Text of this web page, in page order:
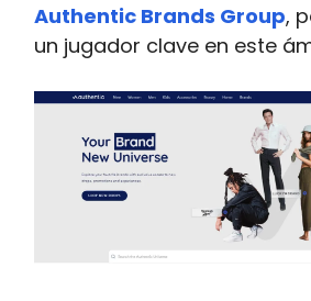
Authentic Brands Group,
un jugador clave en este